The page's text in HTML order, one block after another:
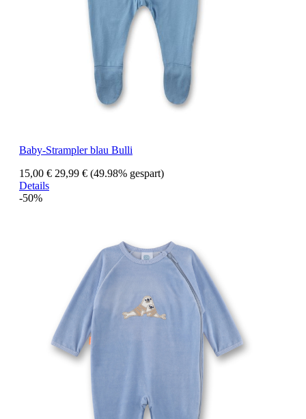
Baby-Strampler blau Bulli
15,00 € 29,99 € (49.98% gespart)
Details
-50%